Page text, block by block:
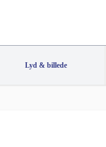
Lyd & billede